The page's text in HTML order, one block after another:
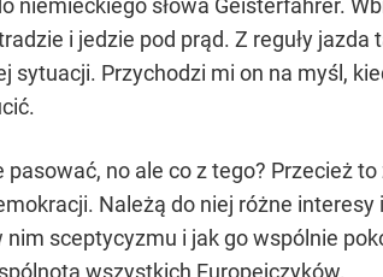
niemieckiego słowa Geisterfahrer.
i jedzie pod prąd. Z reguły
Przychodzi mi on na myśl,
no ale co z tego? Przecież
Należą do niej różne
sceptycyzmu i jak go wspólnie
wszystkich Europejczyków.